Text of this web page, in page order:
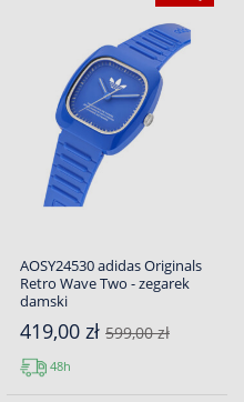
AOSY24530 adidas Originals
Retro Wave Two - zegarek
damski
419,00 zł 599,00 zł
48h